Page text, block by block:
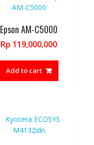
Epson AM-C5000
Rp 119,000,000
Add to cart